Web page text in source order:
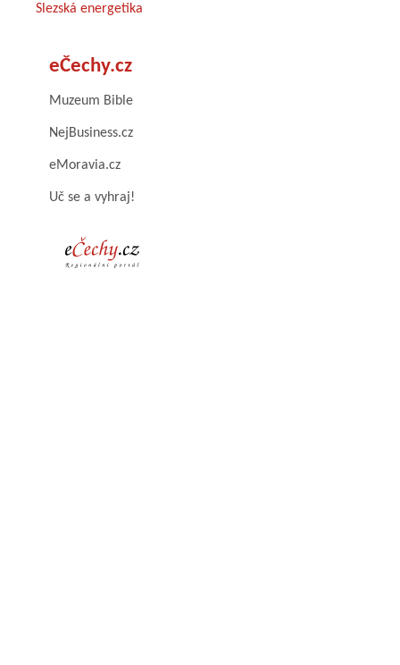
Slezská energetika
eČechy.cz
Muzeum Bible
NejBusiness.cz
eMoravia.cz
Uč se a vyhraj!